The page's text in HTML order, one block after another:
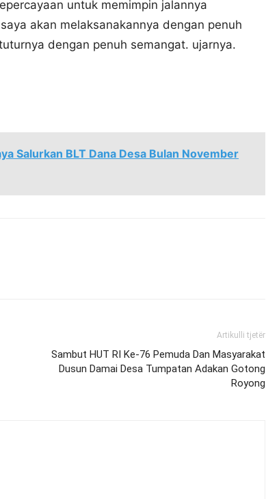
untuk memimpin jalannya
akan melaksanakannya dengan penuh
dengan penuh semangat. ujarnya.
Salurkan BLT Dana Desa Bulan November
Artikulli tjetër
Sambut HUT RI Ke-76 Pemuda Dan Masyarakat
Dusun Damai Desa Tumpatan Adakan Gotong
Royong